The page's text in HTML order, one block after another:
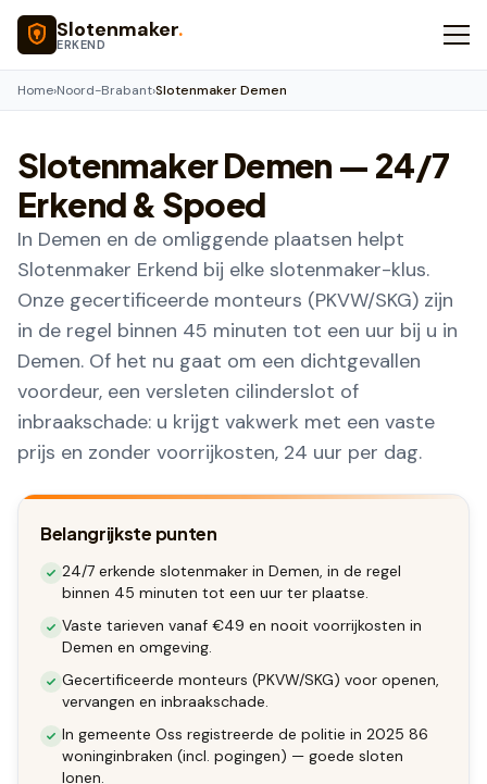
Naar hoofdinhoud
Slotenmaker.
ERKEND
Home›Noord-Brabant›Slotenmaker Demen
SlotenmakerDemen — 24/7
Erkend & Spoed
In Demen en de omliggende plaatsen helpt
Slotenmaker Erkend bij elke slotenmaker-klus.
Onze gecertificeerde monteurs (PKVW/SKG) zijn
in de regel binnen 45 minuten tot een uur bij u in
Demen. Of het nu gaat om een dichtgevallen
voordeur, een versleten cilinderslot of
inbraakschade: u krijgt vakwerk met een vaste
prijs en zonder voorrijkosten, 24 uur per dag.
Belangrijkste punten
24/7 erkende slotenmaker in Demen, in de regel
binnen 45 minuten tot een uur ter plaatse.
Vaste tarieven vanaf €49 en nooit voorrijkosten in
Demen en omgeving.
Gecertificeerde monteurs (PKVW/SKG) voor openen,
vervangen en inbraakschade.
In gemeente Oss registreerde de politie in 2025 86
woninginbraken (incl. pogingen) — goede sloten
lonen.